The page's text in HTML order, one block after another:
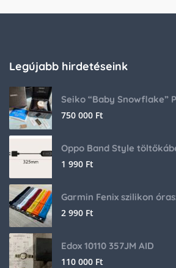
Legújabb hirdetéseink
750 000 Ft
Oppo Band Style
1 990 Ft
Garmin Fenix szilikon
2 990 Ft
Edox 10110 357JM AID
110 000 Ft